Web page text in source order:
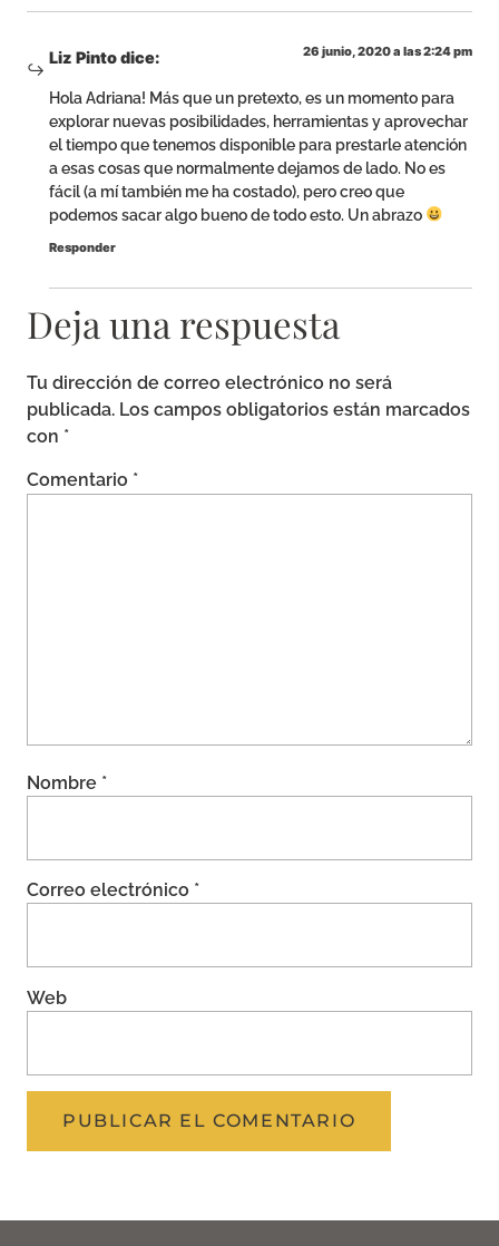
Liz Pintodice: 26 junio, 2020 a las 2:24 pm
Hola Adriana! Más que un pretexto, es un momento para
explorar nuevas posibilidades, herramientas y aprovechar
el tiempo que tenemos disponible para prestarle atención
a esas cosas que normalmente dejamos de lado. No es
fácil (a mí también me ha costado), pero creo que
podemos sacar algo bueno de todo esto. Un abrazo
Responder
Deja una respuesta
Tu dirección de correo electrónico no será
publicada. Los campos obligatorios están marcados
con *
Comentario *
Nombre *
Correo electrónico *
Web